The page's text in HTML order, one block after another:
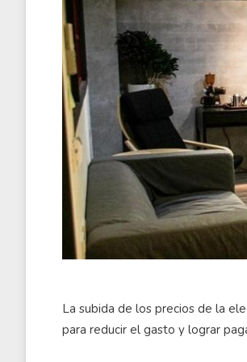
La subida de los precios de la
para reducir el gasto y lograr